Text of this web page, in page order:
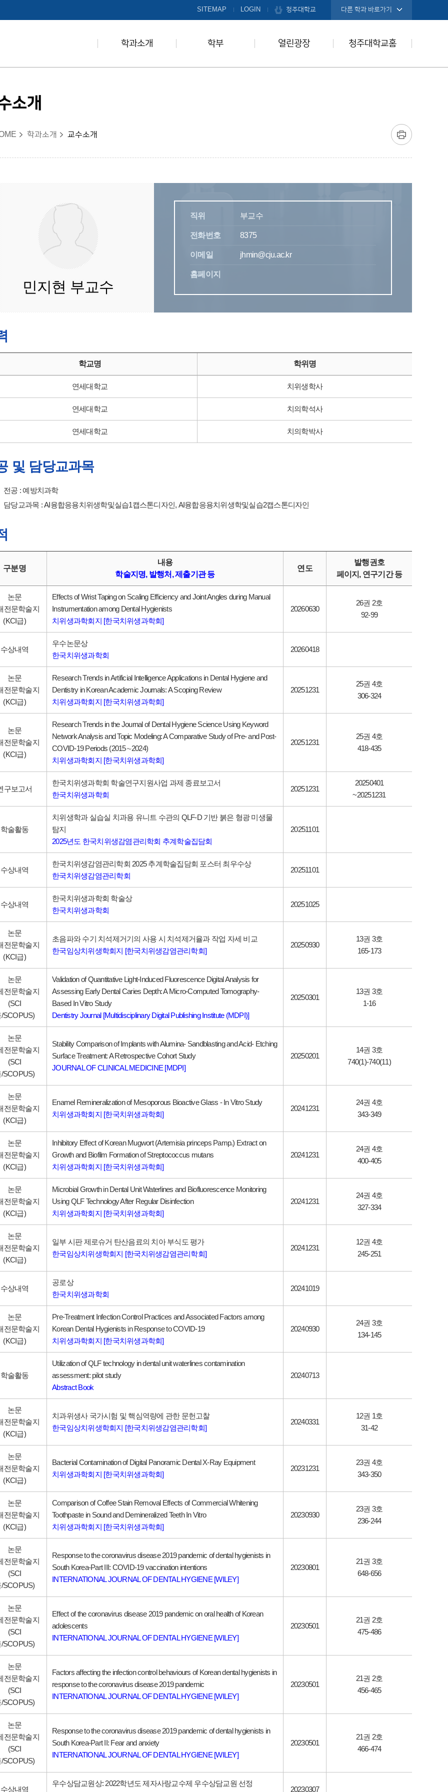
SITEMAP LOGIN 청주대학교 다른 학과 바로가기
학과소개 학부 열린광장 청주대학교홈
소개
학과소개 교수소개
민지현 부교수
직위 부교수
전화번호 8375
이메일 jhmin@cju.ac.kr
홈페이지
학교명 학위명
연세대학교 치위생학사
연세대학교 치의학석사
연세대학교 치의학박사
및 담당교과목
전공 : 예방치과학
담당교과목 : AI융합응용치위생학및실습1캡스톤디자인, AI융합응용치위생학및실습2캡스톤디자인
구분명
내용
학술지명, 발행처, 제출기관 등
연도
발행권호
페이지, 연구기간 등
논문
전문학술지
(KCI급)
Effects of Wrist Taping on Scaling Efficiency and Joint Angles during Manual
Instrumentation among Dental Hygienists
치위생과학회지 [한국치위생과학회]
20260630
26권 2호
92-99
수상내역
우수논문상
한국치위생과학회
20260418
논문
전문학술지
(KCI급)
Research Trends in Artificial Intelligence Applications in Dental Hygiene and
Dentistry in Korean Academic Journals: A Scoping Review
치위생과학회지 [한국치위생과학회]
20251231
25권 4호
306-324
논문
전문학술지
(KCI급)
Research Trends in the Journal of Dental Hygiene Science Using Keyword
Network Analysis and Topic Modeling: A Comparative Study of Pre- and Post-
COVID-19 Periods (2015∼2024)
치위생과학회지 [한국치위생과학회]
20251231
25권 4호
418-435
구보고서
한국치위생과학회 학술연구지원사업 과제 종료보고서
한국치위생과학회
20251231
20250401
~20251231
학술활동
치위생학과 실습실 치과용 유니트 수관의 QLF-D 기반 붉은 형광 미생물
탐지
2025년도 한국치위생감염관리학회 추계학술집담회
20251101
수상내역
한국치위생감염관리학회 2025 추계학술집담회 포스터 최우수상
한국치위생감염관리학회
20251101
수상내역
한국치위생과학회 학술상
한국치위생과학회
20251025
논문
전문학술지
(KCI급)
초음파와 수기 치석제거기의 사용 시 치석제거율과 작업 자세 비교
한국임상치위생학회지 [한국치위생감염관리학회]
20250930
13권 3호
165-173
논문
전문학술지
(SCI
SCOPUS)
Validation of Quantitative Light-Induced Fluorescence Digital Analysis for
Assessing Early Dental Caries Depth: A Micro-Computed Tomography-
Based In Vitro Study
Dentistry Journal [Multidisciplinary Digital Publishing Institute (MDPI)]
20250301
13권 3호
1-16
논문
전문학술지
(SCI
SCOPUS)
Stability Comparison of Implants with Alumina- Sandblasting and Acid- Etching
Surface Treatment: A Retrospective Cohort Study
JOURNAL OF CLINICAL MEDICINE [MDPI]
20250201
14권 3호
740(1)-740(11)
논문
전문학술지
(KCI급)
Enamel Remineralization of Mesoporous Bioactive Glass - In Vitro Study
치위생과학회지 [한국치위생과학회]
20241231
24권 4호
343-349
논문
전문학술지
(KCI급)
Inhibitory Effect of Korean Mugwort (Artemisia princeps Pamp.) Extract on
Growth and Biofilm Formation of Streptococcus mutans
치위생과학회지 [한국치위생과학회]
20241231
24권 4호
400-405
논문
전문학술지
(KCI급)
Microbial Growth in Dental Unit Waterlines and Biofluorescence Monitoring
Using QLF Technology After Regular Disinfection
치위생과학회지 [한국치위생과학회]
20241231
24권 4호
327-334
논문
전문학술지
(KCI급)
일부 시판 제로슈거 탄산음료의 치아 부식도 평가
한국임상치위생학회지 [한국치위생감염관리학회]
20241231
12권 4호
245-251
수상내역
공로상
한국치위생과학회
20241019
논문
전문학술지
(KCI급)
Pre-Treatment Infection Control Practices and Associated Factors among
Korean Dental Hygienists in Response to COVID-19
치위생과학회지 [한국치위생과학회]
20240930
24권 3호
134-145
학술활동
Utilization of QLF technology in dental unit waterlines contamination
assessment: pilot study
Abstract Book
20240713
논문
전문학술지
(KCI급)
치과위생사 국가시험 및 핵심역량에 관한 문헌고찰
한국임상치위생학회지 [한국치위생감염관리학회]
20240331
12권 1호
31-42
논문
전문학술지
(KCI급)
Bacterial Contamination of Digital Panoramic Dental X-Ray Equipment
치위생과학회지 [한국치위생과학회]
20231231
23권 4호
343-350
논문
전문학술지
(KCI급)
Comparison of Coffee Stain Removal Effects of Commercial Whitening
Toothpaste in Sound and Demineralized Teeth In Vitro
치위생과학회지 [한국치위생과학회]
20230930
23권 3호
236-244
논문
전문학술지
(SCI
SCOPUS)
Response to the coronavirus disease 2019 pandemic of dental hygienists in
South Korea-Part III: COVID-19 vaccination intentions
INTERNATIONAL JOURNAL OF DENTAL HYGIENE [WILEY]
20230801
21권 3호
648-656
논문
전문학술지
(SCI
SCOPUS)
Effect of the coronavirus disease 2019 pandemic on oral health of Korean
adolescents
INTERNATIONAL JOURNAL OF DENTAL HYGIENE [WILEY]
20230501
21권 2호
475-486
논문
전문학술지
(SCI
SCOPUS)
Factors affecting the infection control behaviours of Korean dental hygienists in
response to the coronavirus disease 2019 pandemic
INTERNATIONAL JOURNAL OF DENTAL HYGIENE [WILEY]
20230501
21권 2호
456-465
논문
전문학술지
(SCI
SCOPUS)
Response to the coronavirus disease 2019 pandemic of dental hygienists in
South Korea-Part II: Fear and anxiety
INTERNATIONAL JOURNAL OF DENTAL HYGIENE [WILEY]
20230501
21권 2호
466-474
수상내역
우수상담교원상: 2022학년도 제자사랑교수제 우수상담교원 선정
20230307